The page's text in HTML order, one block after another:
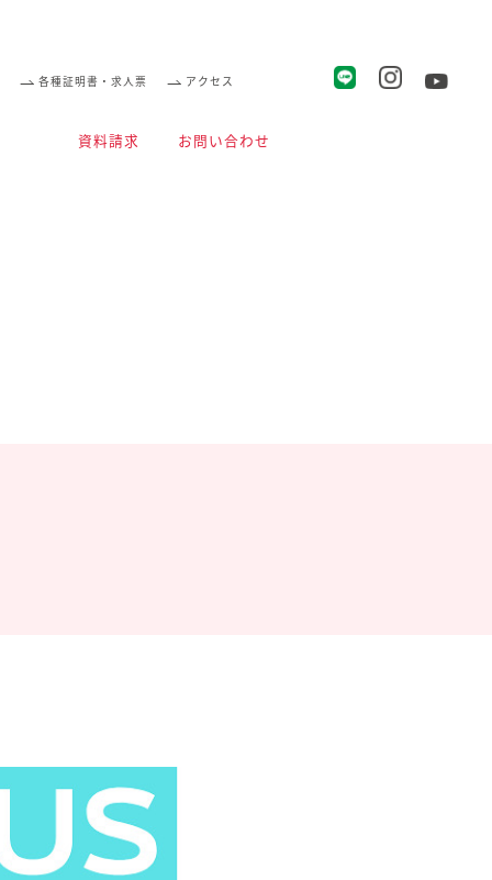
各種証明書・求人票 アクセス
資料請求 お問い合わせ